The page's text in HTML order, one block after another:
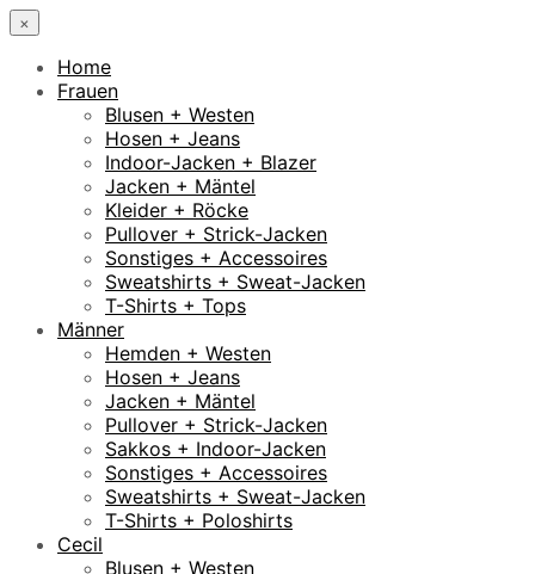
×
Home
Frauen
Blusen + Westen
Hosen + Jeans
Indoor-Jacken + Blazer
Jacken + Mäntel
Kleider + Röcke
Pullover + Strick-Jacken
Sonstiges + Accessoires
Sweatshirts + Sweat-Jacken
T-Shirts + Tops
Männer
Hemden + Westen
Hosen + Jeans
Jacken + Mäntel
Pullover + Strick-Jacken
Sakkos + Indoor-Jacken
Sonstiges + Accessoires
Sweatshirts + Sweat-Jacken
T-Shirts + Poloshirts
Cecil
Blusen + Westen